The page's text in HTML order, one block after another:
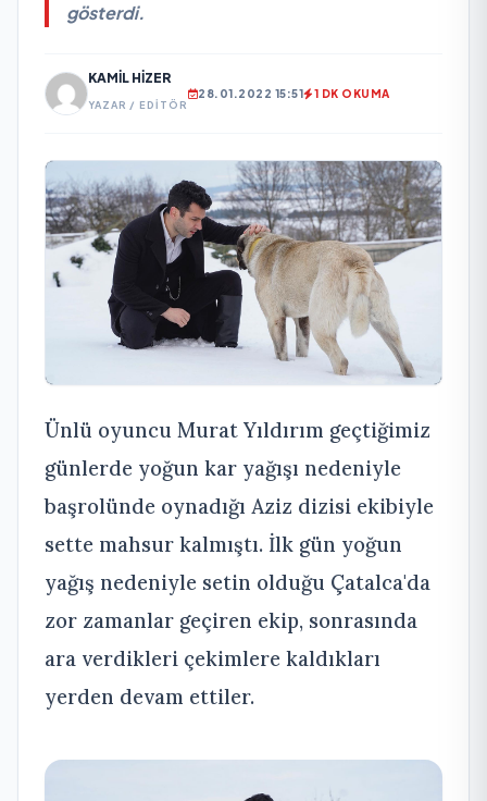
gösterdi.
KAMIL HIZER
YAZAR / EDITÖR
28.01.2022 15:51 1 DK OKUMA
Ünlü oyuncu Murat Yıldırım geçtiğimiz
günlerde yoğun kar yağışı nedeniyle
başrolünde oynadığı Aziz dizisi ekibiyle
sette mahsur kalmıştı. İlk gün yoğun
yağış nedeniyle setin olduğu Çatalca'da
zor zamanlar geçiren ekip, sonrasında
ara verdikleri çekimlere kaldıkları
yerden devam ettiler.